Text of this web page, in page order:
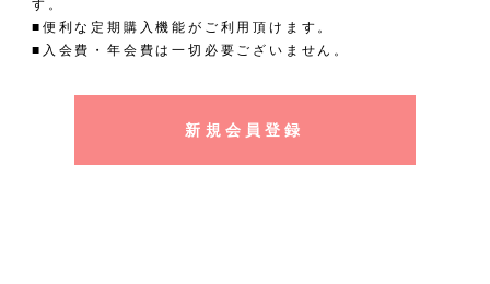
す。
■便利な定期購入機能がご利用頂けます。
■入会費・年会費は一切必要ございません。
新規会員登録